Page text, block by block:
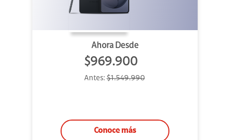
Ahora Desde
$969.900
Antes:$1.549.990
Conoce más